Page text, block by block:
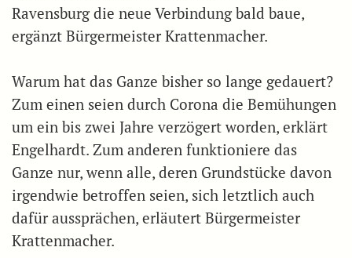
Ravensburg die neue Verbindung bald baue,
ergänzt Bürgermeister Krattenmacher.
Warum hat das Ganze bisher so lange gedauert?
Zum einen seien durch Corona die Bemühungen
um ein bis zwei Jahre verzögert worden, erklärt
Engelhardt. Zum anderen funktioniere das
Ganze nur, wenn alle, deren Grundstücke davon
irgendwie betroffen seien, sich letztlich auch
dafür aussprächen, erläutert Bürgermeister
Krattenmacher.